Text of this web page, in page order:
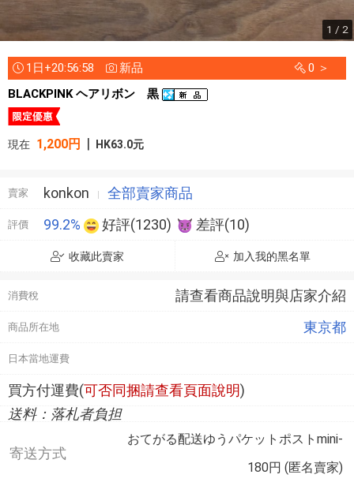
1 / 2
1日+20:56:58 新品
0 ＞
BLACKPINK ヘアリボン 黒
現在 1,200円 | HK63.0元
賣家 konkon 全部賣家商品
評價 99.2% 好評(1230) 差評(10)
收藏此賣家 加入我的黑名單
消費稅 請查看商品說明與店家介紹
商品所在地 東京都
日本當地運費
買方付運費(可否同捆請查看頁面說明)
送料：落札者負担
寄送方式
おてがる配送ゆうパケットポストmini-
180円 (匿名賣家)